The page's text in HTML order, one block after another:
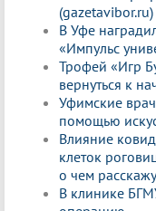
(gazetavibor.ru)
В Уфе
«Импульс
Трофей «Игр
вернуться к
Уфимские
помощью
Влияние
клеток
о чем
В клинике